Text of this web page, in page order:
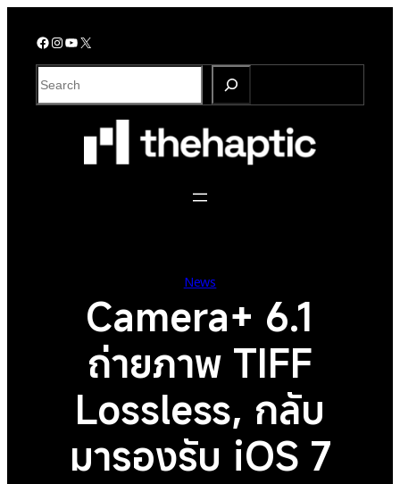
Facebook InstagramYouTube X
S
e
News
Camera+ 6.1
ถ่ายภาพ TIFF
Lossless, กลับ
มารองรับ iOS 7